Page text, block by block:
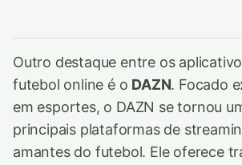
Outro destaque entre os
futebol online é o DAZN. Focado
em esportes, o DAZN se tornou
principais plataformas de
amantes do futebol. Ele oferece